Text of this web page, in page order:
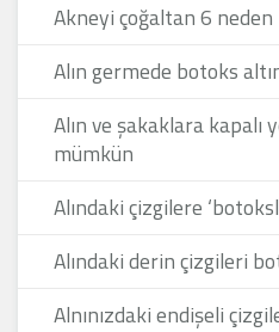
Akneyi çoğaltan 6 neden
Alın germede botoks
Alın ve şakaklara
mümkün
Alındaki çizgilere
Alındaki derin çizgileri
Alnınızdaki endişeli